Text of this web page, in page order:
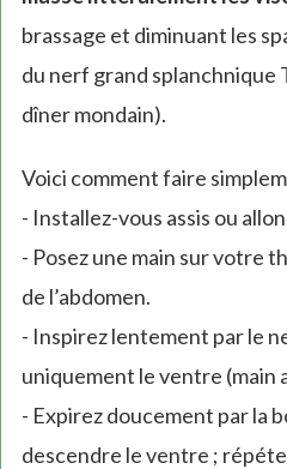
brassage et diminuant les
du nerf grand splanchnique
dîner mondain).
Voici comment faire
- Installez-vous assis ou
- Posez une main sur votre
de l’abdomen.
- Inspirez lentement par le
uniquement le ventre (main
- Expirez doucement par la
descendre le ventre ;